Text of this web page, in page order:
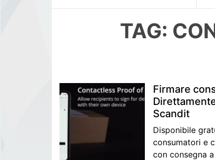
TAG:
Firmare
Scandit
Disponibile
consumatori e
con consegna